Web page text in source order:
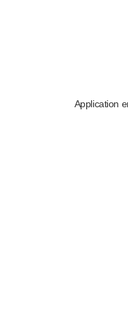
Application